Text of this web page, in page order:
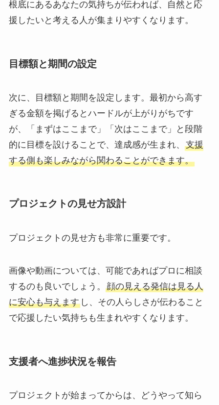
根底にあるあなたの気持ちが伝われば、自然と応
援したいと考える人が集まりやすくなります。
目標額と期間の設定
次に、目標額と期間を設定します。最初から高す
ぎる金額を掲げるとハードルが上がりがちです
が、「まずはここまで」「次はここまで」と段階
的に目標を設けることで、達成感が生まれ、 支援
する側も楽しみながら関わることができます。
プロジェクトの見せ方設計
プロジェクトの見せ方も非常に重要です。
画像や動画については、可能であればプロに相談
するのも良いでしょう。 顔の見える発信は見る人
に安心も与えますし、その人らしさが伝わること
で応援したい気持ちも生まれやすくなります。
支援者へ進捗状況を報告
プロジェクトが始まってからは、どうやって知ら